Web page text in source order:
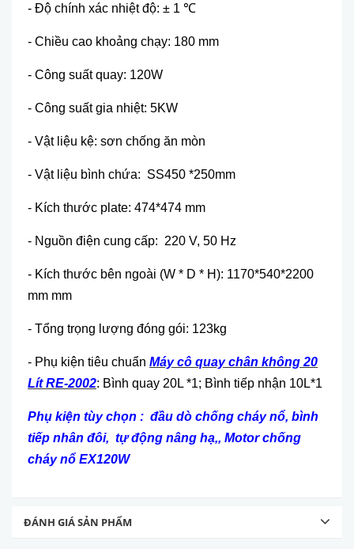
- Độ chính xác nhiệt độ: ± 1 ℃
- Chiều cao khoảng chạy: 180 mm
- Công suất quay: 120W
- Công suất gia nhiệt: 5KW
- Vật liệu kệ: sơn chống ăn mòn
- Vật liệu bình chứa: SS450 *250mm
- Kích thước plate: 474*474 mm
- Nguồn điện cung cấp: 220 V, 50 Hz
- Kích thước bên ngoài (W * D * H): 1170*540*2200
mm mm
- Tổng trọng lượng đóng gói: 123kg
- Phụ kiện tiêu chuẩn Máy cô quay chân không 20
Lít RE-2002: Bình quay 20L *1; Bình tiếp nhận 10L*1
Phụ kiện tùy chọn : đầu dò chống cháy nổ, bình
tiếp nhân đôi, tự động nâng hạ,, Motor chống
cháy nổ EX120W
ĐÁNH GIÁ SẢN PHẨM